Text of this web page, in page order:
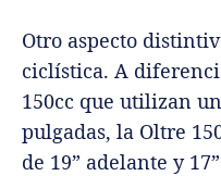
Otro aspecto
ciclística. A
150cc que utilizan
pulgadas, la Oltre
de 19” adelante y